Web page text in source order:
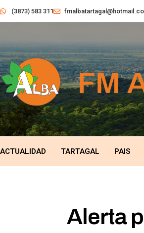
(3873) 583 311
ACTUALIDAD TARTAGAL PAIS
Alerta